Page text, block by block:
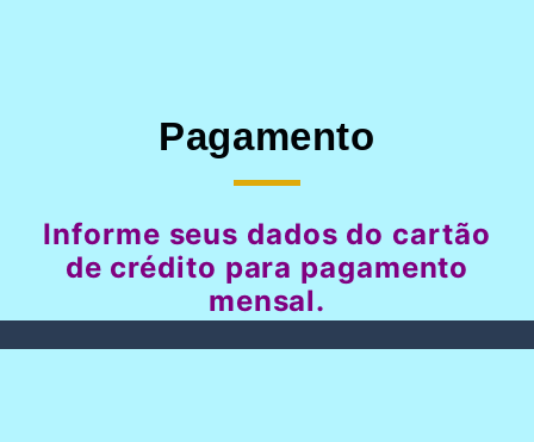
Pagamento
Informe seus dados do cartão
de crédito para pagamento
mensal.